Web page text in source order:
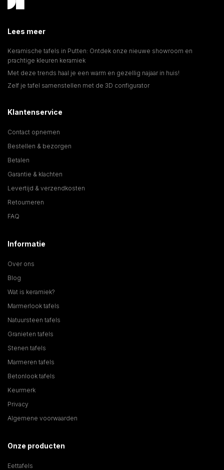
Lees meer
Keramische tafels in Putten: Ontdek onze nieuwe showroom en
prachtige kleuren keramiek
Met deze trends haal je een warm en gezellig najaar in huis!
Zelf je tafel samenstellen met de 3D configurator
Klantenservice
Contact opnemen
Bestellen & bezorgen
Betalen
Garantie & klachten
Levertijd & verzendkosten
Retourneren
FAQ
Informatie
Over ons
Blog
Wat is keramiek?
Marmerlook tafels
Natuursteen tafels
Granieten tafels
Stenen tafels
Marmeren tafels
Betonlook tafels
Keurmerk
Privacy
Algemene voorwaarden
Onze producten
Eettafels